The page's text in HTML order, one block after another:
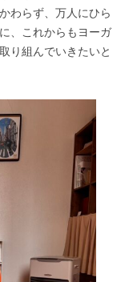
わらず、万人にひら
、これからもヨーガ
り組んでいきたいと